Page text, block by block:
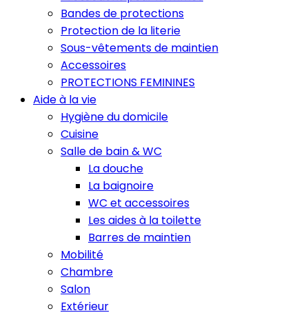
Bandes de protections
Protection de la literie
Sous-vêtements de maintien
Accessoires
PROTECTIONS FEMININES
Aide à la vie
Hygiène du domicile
Cuisine
Salle de bain & WC
La douche
La baignoire
WC et accessoires
Les aides à la toilette
Barres de maintien
Mobilité
Chambre
Salon
Extérieur